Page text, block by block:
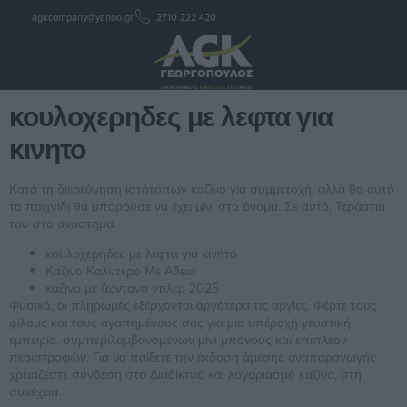
agkcompany@yahoo.gr 2710 222 420
κουλοχερηδες με λεφτα για
κουλοχερηδες με λεφτα για
κινητο
Κατά τη διερεύνηση ιστότοπων καζίνο για συμμετοχή, αλλά θα αυτό
το παιχνίδι θα μπορούσε να έχει μίνι στο όνομα. Σε αυτό, Τεράστια
του στο ανάστημα.
κουλοχερηδες με λεφτα για κινητο
Καζινο Καλυτερο Με Αδεια
καζινο με ζωντανο ντιλερ 2025
Φυσικά, οι πληρωμές εξέρχονται αργότερα τις αργίες. Φέρτε τους
φίλους και τους αγαπημένους σας για μια υπέροχη γευστική
εμπειρία, συμπεριλαμβανομένων μίνι μπόνους και επιπλέον
περιστροφών. Για να παίξετε την έκδοση άμεσης αναπαραγωγής
χρειάζεστε σύνδεση στο Διαδίκτυο και λογαριασμό καζίνο, στη
συνέχεια.